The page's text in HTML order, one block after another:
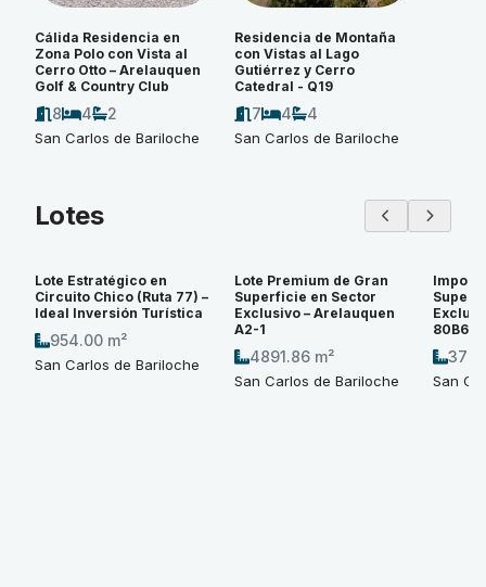
Cálida Residencia en
Zona Polo con Vista al
Cerro Otto – Arelauquen
Golf & Country Club
8 4 2
San Carlos de Bariloche
Residencia de Montaña
con Vistas al Lago
Gutiérrez y Cerro
Catedral - Q19
7 4 4
San Carlos de Bariloche
Lotes
Lote Estratégico en
Circuito Chico (Ruta 77) –
Ideal Inversión Turística
954.00 m²
San Carlos de Bariloche
Lote Premium de Gran
Superficie en Sector
Exclusivo – Arelauquen
A2-1
4891.86 m²
San Carlos de Bariloche
80B6
San